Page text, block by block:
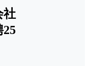
社